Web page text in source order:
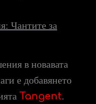
Чантите за
в новавата
е добавянето
Tangent.